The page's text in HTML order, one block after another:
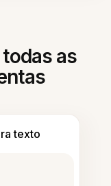
as
texto